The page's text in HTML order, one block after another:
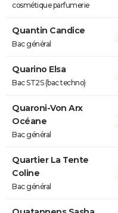
cosmétique parfumerie
Quantin Candice
Bac général
Quarino Elsa
Bac ST2S (bac techno)
Quaroni-Von Arx
Océane
Bac général
Quartier La Tente
Coline
Bac général